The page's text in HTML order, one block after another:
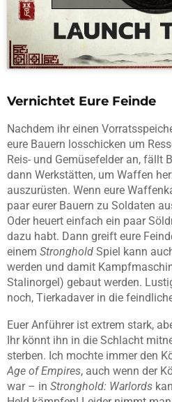
Vernichtet Eure Feinde
Nachdem ihr einen
eure Bauern losschicken um
Reis- und Gemüsefelder an, fällt
dann Werkstätten, um Waffen
auszurüsten. Wenn eure
paar eurer Bauern zu Soldaten
Oder heuert einfach ein paar
dazu habt. Dann greift eure
einem Stronghold Spiel kann
werden und damit
Stalinorgel) gebaut werden.
noch, Tierkadaver in die
Euer Anführer ist extrem stark,
Ihr könnt ihn in die Schlacht
sterben. Ich mochte immer den
Age of Empires, auch wenn der
war – in Stronghold: Warlords